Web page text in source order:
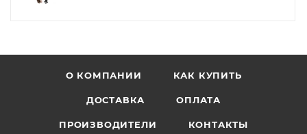
О КОМПАНИИ КАК КУПИТЬ
ДОСТАВКА ОПЛАТА
ПРОИЗВОДИТЕЛИ КОНТАКТЫ